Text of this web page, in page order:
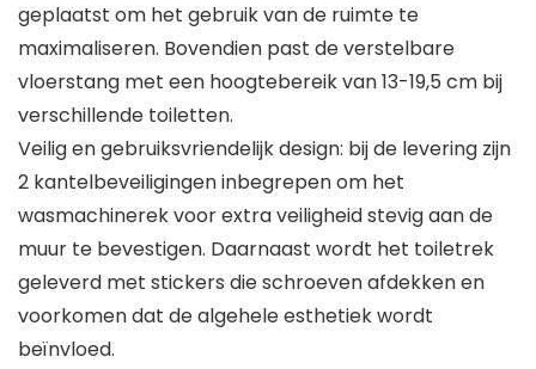
geplaatst om het gebruik van de ruimte te
maximaliseren. Bovendien past de verstelbare
vloerstang met een hoogtebereik van 13-19,5 cm bij
verschillende toiletten.
Veilig en gebruiksvriendelijk design: bij de levering zijn
2 kantelbeveiligingen inbegrepen om het
wasmachinerek voor extra veiligheid stevig aan de
muur te bevestigen. Daarnaast wordt het toiletrek
geleverd met stickers die schroeven afdekken en
voorkomen dat de algehele esthetiek wordt
beïnvloed.